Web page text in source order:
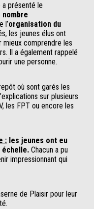
a présenté le
nombre
l’organisation du
les jeunes élus ont
mieux comprendre les
Il a également rappelé
une personne.
où sont garés les
sur plusieurs
les FPT ou encore les
: les jeunes ont eu
échelle. Chacun a pu
impressionnant qui
de Plaisir pour leur